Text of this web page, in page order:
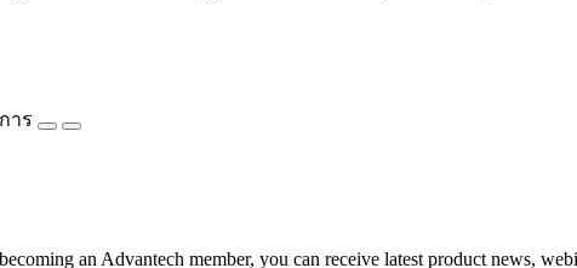
าร
an Advantech member, you can receive latest product news,